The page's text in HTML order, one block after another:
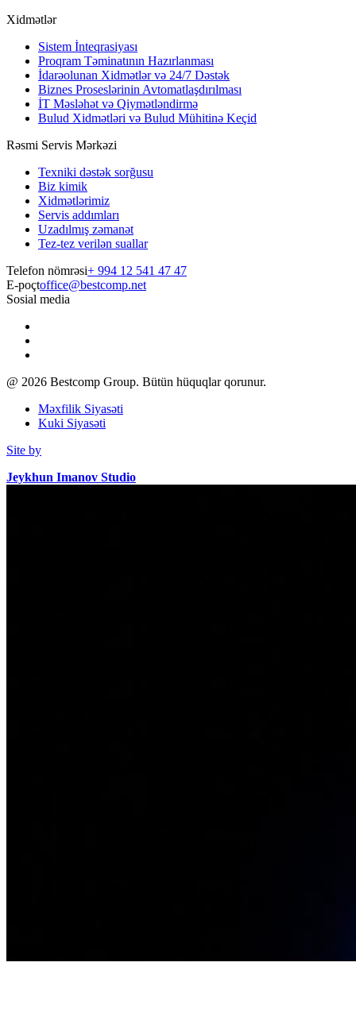
Xidmətlər
Sistem İnteqrasiyası
Proqram Təminatının Hazırlanması
İdarəolunan Xidmətlər və 24/7 Dəstək
Biznes Proseslərinin Avtomatlaşdırılması
İT Məsləhət və Qiymətləndirmə
Bulud Xidmətləri və Bulud Mühitinə Keçid
Rəsmi Servis Mərkəzi
Texniki dəstək sorğusu
Biz kimik
Xidmətlərimiz
Servis addımları
Uzadılmış zəmanət
Tez-tez verilən suallar
Telefon nömrəsi+ 994 12 541 47 47
E-poçtoffice@bestcomp.net
Sosial media
@ 2026 Bestcomp Group. Bütün hüquqlar qorunur.
Məxfilik Siyasəti
Kuki Siyasəti
Site by
Jeykhun Imanov Studio